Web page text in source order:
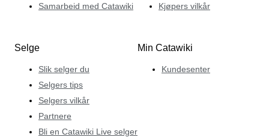
Samarbeid med Catawiki
Kjøpers vilkår
Selge
Slik selger du
Selgers tips
Selgers vilkår
Partnere
Bli en Catawiki Live selger
Min Catawiki
Kundesenter